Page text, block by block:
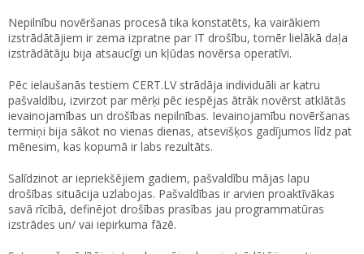
Nepilnību novēršanas procesā tika konstatēts, ka vairākiem
izstrādātājiem ir zema izpratne par IT drošību, tomēr lielākā daļa
izstrādātāju bija atsaucīgi un kļūdas novērsa operatīvi.
Pēc ielaušanās testiem CERT.LV strādāja individuāli ar katru
pašvaldību, izvirzot par mērķi pēc iespējas ātrāk novērst atklātās
ievainojamības un drošības nepilnības. Ievainojamību novēršanas
termiņi bija sākot no vienas dienas, atsevišķos gadījumos līdz pat
mēnesim, kas kopumā ir labs rezultāts.
Salīdzinot ar iepriekšējiem gadiem, pašvaldību mājas lapu
drošības situācija uzlabojas. Pašvaldības ir arvien proaktīvākas
savā rīcībā, definējot drošības prasības jau programmatūras
izstrādes un/ vai iepirkuma fāzē.